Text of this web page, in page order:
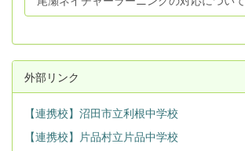
外部リンク
【連携校】沼田市立利根中学校
【連携校】片品村立片品中学校